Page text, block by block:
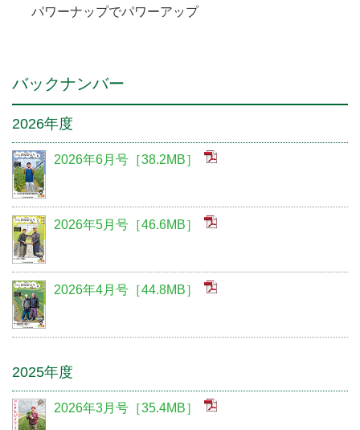
パワーナップでパワーアップ
バックナンバー
2026年度
2026年6月号［38.2MB］
2026年5月号［46.6MB］
2026年4月号［44.8MB］
2025年度
2026年3月号［35.4MB］